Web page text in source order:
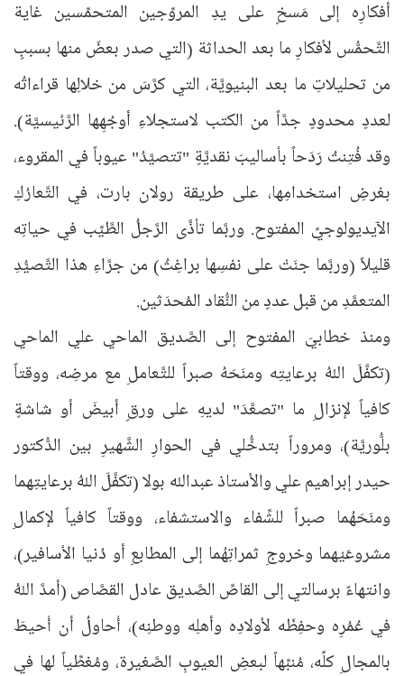
أفكارِه إلى مَسخٍ على يدِ المروِّجين المتحمِّسين غاية
التَّحمُّس لأفكارِ ما بعد الحداثة (التي صدر بعضٌ منها بسببٍ
من تحليلاتِ ما بعد البنيويَّة، التي كرَّسَ من خلالِها قراءاتُه
لعددٍ محدودٍ جدَّاً من الكتب لاستجلاءِ أوجُهِها الرَّئيسيَّة).
وقد فُتِنتُ رَدَحاً بأساليبَ نقديَّةٍ "تتصيَّدُ" عيوباً في المقروء،
بغرضِ استخدامِها، على طريقة رولان بارت، في التَّعارُكِ
الآيديولوجيِّ المفتوح. وربَّما تأذَّى الرَّجلُ الطَّيِّب في حياتِه
قليلاً (وربَّما جنَتْ على نفسِها براغِثُ) من جرَّاءِ هذا التَّصيُّدِ
المتعمَّدِ من قبل عددٍ من النُّقاد المُحدَثين.
ومنذ خطابيَ المفتوح إلى الصَّديق الماحي علي الماحي
(تكفَّلَ اللهُ برعايتِه ومنَحَهُ صبراً للتَّعاملِ مع مرضِه، ووقتاً
كافياً لإنزالِ ما "تصعَّدَ" لديهِ على ورقٍ أبيضَ أو شاشةٍ
بلُّوريَّة)، ومروراً بتدخُّلي في الحوارِ الشَّهيرِ بين الدُّكتور
حيدر إبراهيم علي والأستاذ عبدالله بولا (تكفَّلَ اللهُ برعايتِهما
ومنَحَهُما صبراً للشِّفاء والاستشفاء، ووقتاً كافياً لإكمالِ
مشروعَيْهما وخروجِ ثمراتِهُما إلى المطابعِ أو دُنيا الأسافير)،
وانتهاءً برسالتي إلى القاصِّ الصَّديق عادل القصَّاص (أمدَّ اللهُ
في عُمُرِه وحفِظَه لأولادِه وأهلِه ووطنِه)، أُحاولُ أن أُحيطَ
بالمجالِ كلِّه، مُنبِّهاً لبعضِ العيوبِ الصَّغيرة، ومُغطِّياً لها في